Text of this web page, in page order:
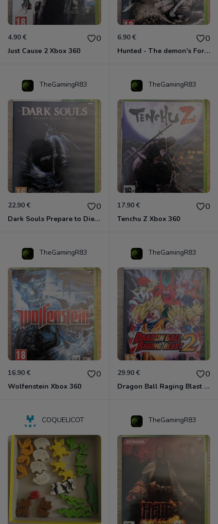
4.90 € 0
Just Cause 2 Xbox 360
6.90 € 0
Hunted - The demon's Forge Xbox 360 (Complet CIB)
TheGamingR83
22.90 € 0
Dark Souls Prepare to Die Edition XBOX 360
TheGamingR83
17.90 € 0
Tenchu Z Xbox 360
TheGamingR83
16.90 € 0
Wolfenstein Xbox 360
TheGamingR83
29.90 € 0
Dragon Ball Raging Blast 2 Xbox 360
COQUELICOT TheGamingR83